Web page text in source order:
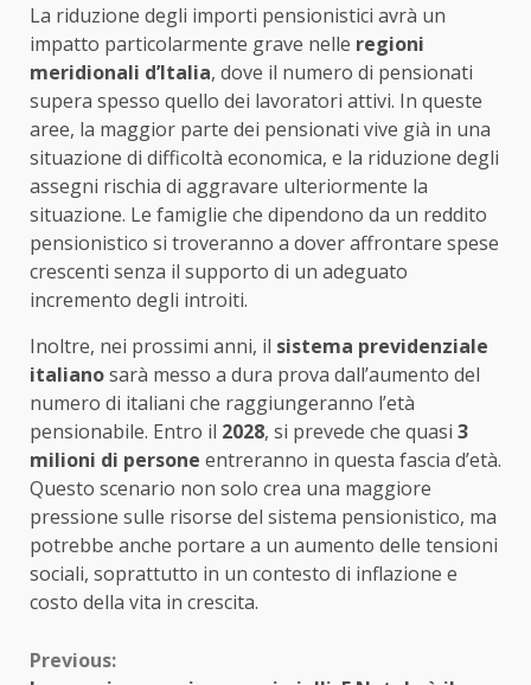
La riduzione degli importi pensionistici avrà un
impatto particolarmente grave nelle regioni
meridionali d’Italia, dove il numero di pensionati
supera spesso quello dei lavoratori attivi. In queste
aree, la maggior parte dei pensionati vive già in una
situazione di difficoltà economica, e la riduzione degli
assegni rischia di aggravare ulteriormente la
situazione. Le famiglie che dipendono da un reddito
pensionistico si troveranno a dover affrontare spese
crescenti senza il supporto di un adeguato
incremento degli introiti.
Inoltre, nei prossimi anni, il sistema previdenziale
italianosarà messo a dura prova dall’aumento del
numero di italiani che raggiungeranno l’età
pensionabile. Entro il 2028, si prevede che quasi 3
milioni di persone entreranno in questa fascia d’età.
Questo scenario non solo crea una maggiore
pressione sulle risorse del sistema pensionistico, ma
potrebbe anche portare a un aumento delle tensioni
sociali, soprattutto in un contesto di inflazione e
costo della vita in crescita.
Continue
Previous: